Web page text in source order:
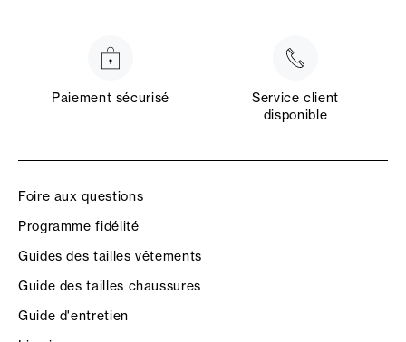
Paiement sécurisé
Service client
disponible
Foire aux questions
Programme fidélité
Guides des tailles vêtements
Guide des tailles chaussures
Guide d'entretien